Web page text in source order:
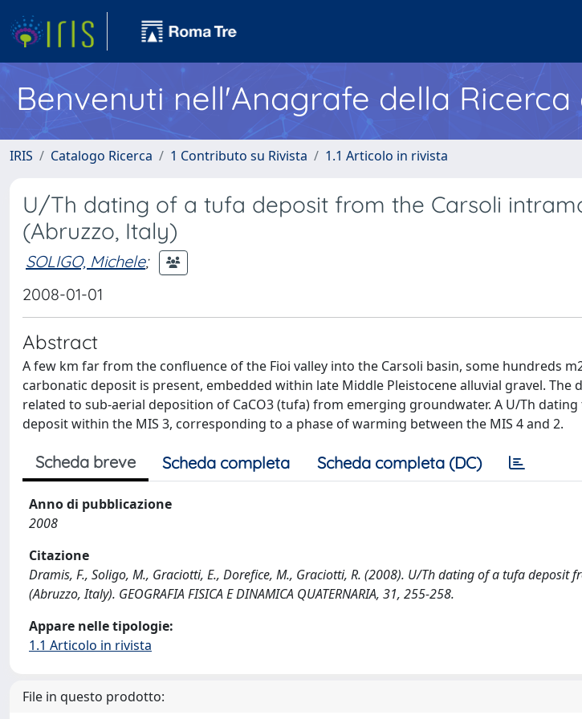
Benvenuti nell'Anagrafe della Ricerca
IRIS Catalogo Ricerca 1 Contributo su Rivista 1.1 Articolo in rivista
U/Th dating of a tufa deposit from the Carsoli
(Abruzzo, Italy)
SOLIGO, Michele;
2008-01-01
Abstract
A few km far from the confluence of the Fioi valley into the Carsoli basin, some hundreds
carbonatic deposit is present, embedded within late Middle Pleistocene alluvial gravel.
related to sub-aerial deposition of CaCO3 (tufa) from emerging groundwater. A U/Th dating
deposit within the MIS 3, corresponding to a phase of warming between the MIS 4 and 2.
Scheda breve Scheda completa Scheda completa (DC)
Anno di pubblicazione
2008
Citazione
Dramis, F., Soligo, M., Graciotti, E., Dorefice, M., Graciotti, R. (2008). U/Th dating of a tufa deposit
(Abruzzo, Italy). GEOGRAFIA FISICA E DINAMICA QUATERNARIA, 31, 255-258.
Appare nelle tipologie:
1.1 Articolo in rivista
File in questo prodotto: